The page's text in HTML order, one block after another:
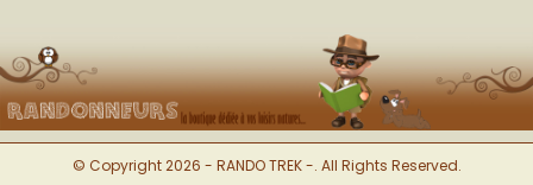
© Copyright 2026 - RANDO TREK -. All Rights Reserved.